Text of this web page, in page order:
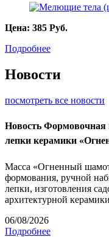
Цена: 385 Руб.
Подробнее
Новости
посмотреть все новости
Новость Формовочная
лепки керамики
Масса «Огненный
формования, ручной
лепки, изготовления
архитектурной
06/08/2026
Подробнее